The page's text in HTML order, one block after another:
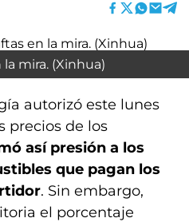
mira. (Xinhua)
autorizó este lunes
precios de los
así presión a los
que pagan los
. Sin embargo,
el porcentaje